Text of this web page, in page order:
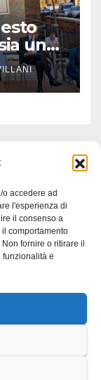
accedere ad
l'esperienza di
il consenso a
comportamento
fornire o ritirare il
e
un
di
bracciano